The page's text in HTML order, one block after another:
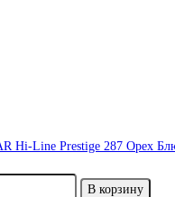
Hi-Line Prestige 287 Орех
В корзину